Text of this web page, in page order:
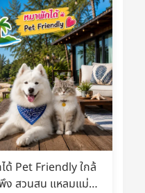
ด้ Pet Friendly ใกล้
ง สวนสน แหลมแม่